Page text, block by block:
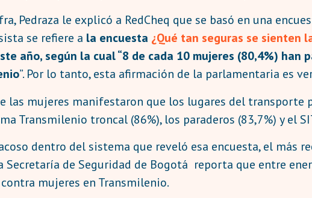
Pedraza le explicó a RedCheq que se basó en una
se refiere a la encuesta ¿Qué tan seguras se sienten
año, según la cual “8 de cada 10 mujeres (80,4%)
”. Por lo tanto, esta afirmación de la parlamentaria es
las mujeres manifestaron que los lugares del
Transmilenio troncal (86%), los paraderos (83,7%) y el
dentro del sistema que reveló esa encuesta, el más
Secretaría de Seguridad de Bogotá reporta que entre
mujeres en Transmilenio.